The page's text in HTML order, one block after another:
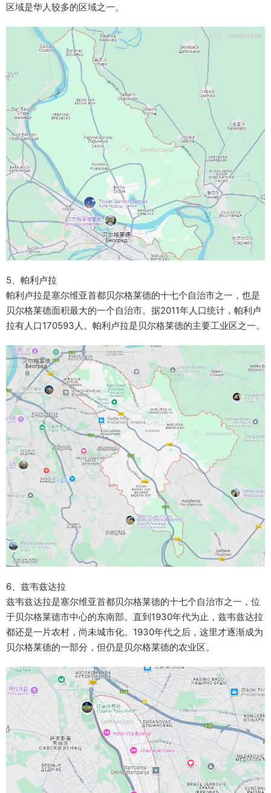
区域是华人较多的区域之一。
5、帕利卢拉
帕利卢拉是塞尔维亚首都贝尔格莱德的十七个自治市之一，也是
贝尔格莱德面积最大的一个自治市。据2011年人口统计，帕利卢
拉有人口170593人。帕利卢拉是贝尔格莱德的主要工业区之一。
6、兹韦兹达拉
兹韦兹达拉是塞尔维亚首都贝尔格莱德的十七个自治市之一，位
于贝尔格莱德市中心的东南部。直到1930年代为止，兹韦兹达拉
都还是一片农村，尚未城市化。1930年代之后，这里才逐渐成为
贝尔格莱德的一部分，但仍是贝尔格莱德的农业区。